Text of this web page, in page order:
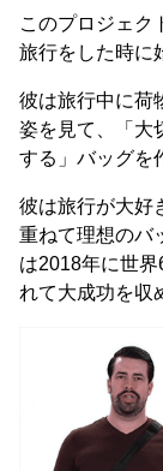
このプロジェク
旅行をした時に
彼は旅行中に荷
姿を見て、「大
する」バッグを
彼は旅行が大好
重ねて理想のバ
は2018年に世
れて大成功を収